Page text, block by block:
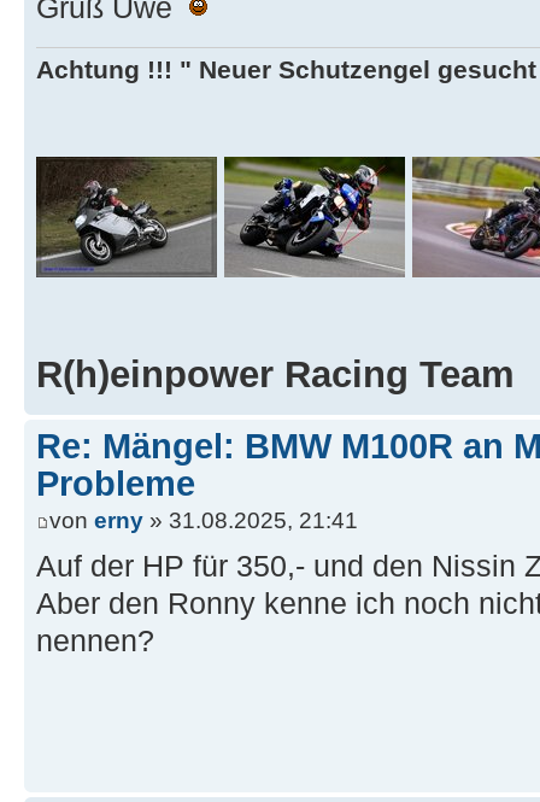
Gruß Uwe
Achtung !!! " Neuer Schutzengel
R(h)einpower Racing Team
Re: Mängel: BMW M100R an
Probleme
von erny » 31.08.2025, 21:41
Auf der HP für 350,- und den Nissin
Aber den Ronny kenne ich noch
nennen?